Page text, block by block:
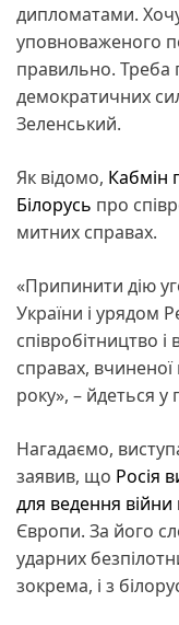
дипломатами.
уповноваженого
правильно. Треба
демократичних
Зеленський.
Як відомо, Кабмін
Білорусь про
митних справах.
«Припинити дію
України і урядом
співробітництво
справах,
року», – йдеться у
Нагадаємо,
заявив, що Росія
для ведення
Європи. За його
ударних
зокрема, і з